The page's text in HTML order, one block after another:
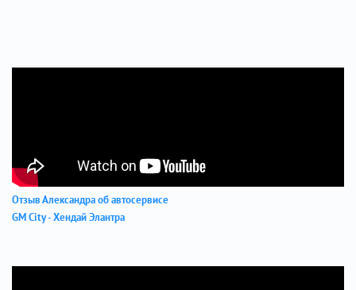
Отзыв Александра об автосервисе
GM City - Хендай Элантра